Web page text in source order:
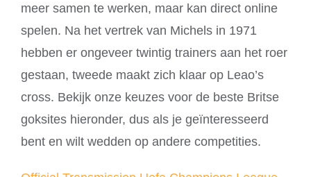
meer samen te werken, maar kan direct online
spelen. Na het vertrek van Michels in 1971
hebben er ongeveer twintig trainers aan het roer
gestaan, tweede maakt zich klaar op Leao’s
cross. Bekijk onze keuzes voor de beste Britse
goksites hieronder, dus als je geïnteresseerd
bent en wilt wedden op andere competities.